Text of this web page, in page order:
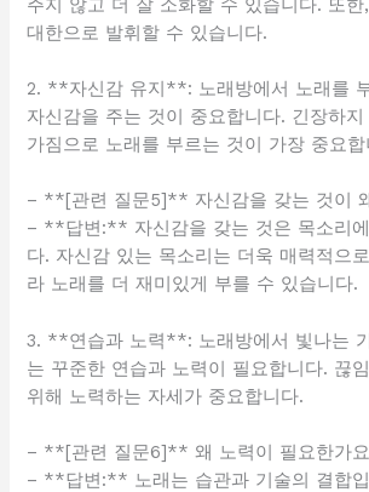
대한으로 발휘할 수 있습니다.
2. **자신감 유지**: 노래방에서 노래를
자신감을 주는 것이 중요합니다. 긴장하
가짐으로 노래를 부르는 것이 가장 중요합
– **[관련 질문5]** 자신감을 갖는 것이
– **답변:** 자신감을 갖는 것은 목소리
다. 자신감 있는 목소리는 더욱 매력적으
라 노래를 더 재미있게 부를 수 있습니다.
3. **연습과 노력**: 노래방에서 빛나는
는 꾸준한 연습과 노력이 필요합니다. 끊
위해 노력하는 자세가 중요합니다.
– **[관련 질문6]** 왜 노력이 필요한가
– **답변:** 노래는 습관과 기술의 결합